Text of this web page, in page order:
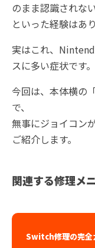
のまま認識されな
といった経験はあ
実はこれ、
スに多い症状です。
今回は、本体横の
で、
無事にジョイコン
ご紹介します。
関連する修理メ
Switch修理の完全